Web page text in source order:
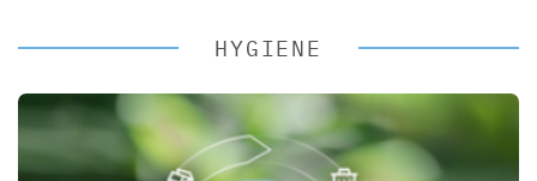
HYGIENE